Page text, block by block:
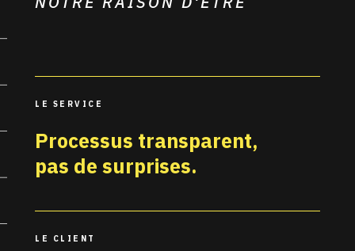
LE SERVICE
Processus transparent,
pas de surprises.
LE CLIENT